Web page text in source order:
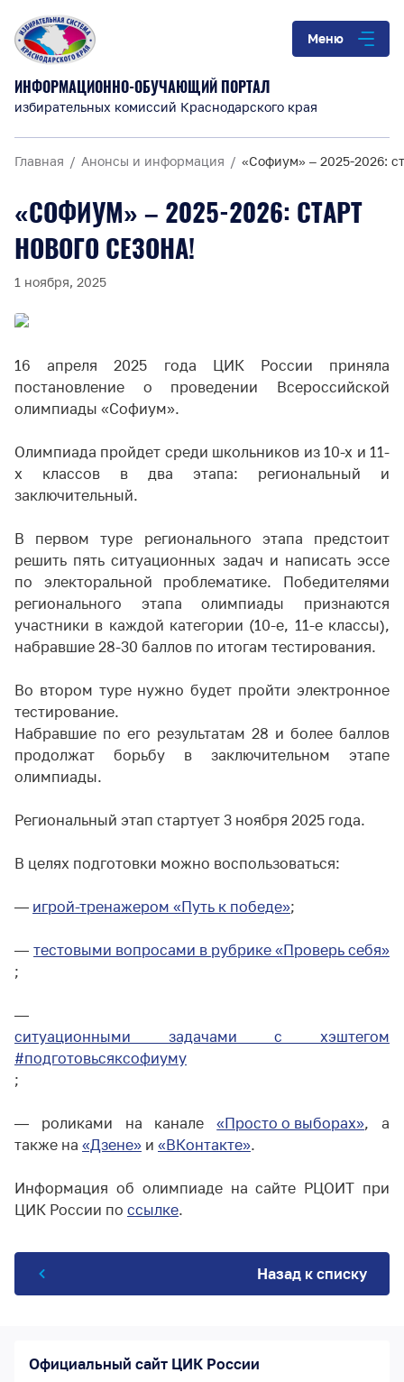
Меню
ИНФОРМАЦИОННО-ОБУЧАЮЩИЙ ПОРТАЛ
избирательных комиссий Краснодарского края
Главная Анонсы и информация «Софиум» – 2025-2026:
«СОФИУМ» – 2025-2026: СТАРТ
НОВОГО СЕЗОНА!
1 ноября, 2025
16 апреля 2025 года ЦИК России приняла
постановление о проведении Всероссийской
олимпиады «Софиум».
Олимпиада пройдет среди школьников из 10-х и 11-
х классов в два этапа: региональный и
заключительный.
В первом туре регионального этапа предстоит
решить пять ситуационных задач и написать эссе
по электоральной проблематике. Победителями
регионального этапа олимпиады признаются
участники в каждой категории (10-е, 11-е классы),
набравшие 28-30 баллов по итогам тестирования.
Во втором туре нужно будет пройти электронное
тестирование.
Набравшие по его результатам 28 и более баллов
продолжат борьбу в заключительном этапе
олимпиады.
Региональный этап стартует 3 ноября 2025 года.
В целях подготовки можно воспользоваться:
— игрой-тренажером «Путь к победе»;
— тестовыми вопросами в рубрике «Проверь себя»
;
—
ситуационными задачами с хэштегом
#подготовьсяксофиуму
;
— роликами на канале«Просто о выборах», а
также на «Дзене» и «ВКонтакте».
Информация об олимпиаде на сайте РЦОИТ при
ЦИК России по ссылке.
Назад к списку
Официальный сайт ЦИК России